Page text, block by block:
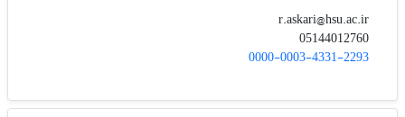
r.askari@hsu.ac.ir
05144012760
0000-0003-4331-2293